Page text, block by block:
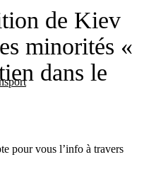
de Kiev
minorités «
dans le
pour vous l’info à travers